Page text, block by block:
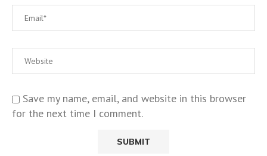
Save my name, email, and website in this browser
for the next time I comment.